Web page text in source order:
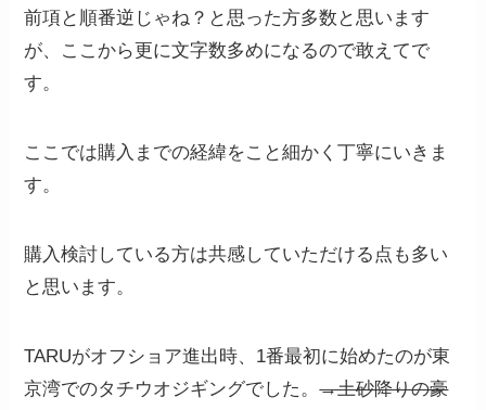
前項と順番逆じゃね？と思った方多数と思います
が、ここから更に文字数多めになるので敢えてで
す。
ここでは購入までの経緯をこと細かく丁寧にいきま
す。
購入検討している方は共感していただける点も多い
と思います。
TARUがオフショア進出時、1番最初に始めたのが東
京湾でのタチウオジギングでした。→土砂降りの豪